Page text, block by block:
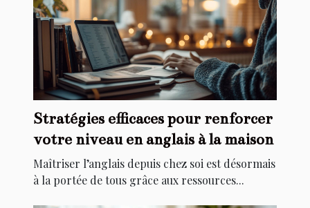
Stratégies efficaces pour renforcer
votre niveau en anglais à la maison
Maîtriser l’anglais depuis chez soi est désormais
à la portée de tous grâce aux ressources...